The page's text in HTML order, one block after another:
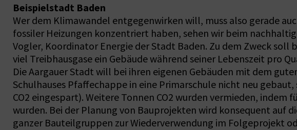
Beispielstadt Baden
Wer dem Klimawandel entgegenwirken will, muss also gerade
fossiler Heizungen konzentriert haben, sehen wir beim
Vogler, Koordinator Energie der Stadt Baden. Zu dem Zweck
viel Treibhausgase ein Gebäude während seiner Lebenszeit pro
Die Aargauer Stadt will bei ihren eigenen Gebäuden mit dem
Schulhauses Pfaffechappe in eine Primarschule nicht neu
CO2 eingespart). Weitere Tonnen CO2 wurden vermieden,
wurden. Bei der Planung von Bauprojekten wird konsequent auf
ganzer Bauteilgruppen zur Wiederverwendung im Folgeprojekt